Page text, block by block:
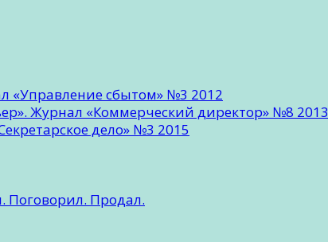
«Управление сбытом» №3 2012
Журнал «Коммерческий директор» №8 2013
дело» №3 2015
Поговорил. Продал.